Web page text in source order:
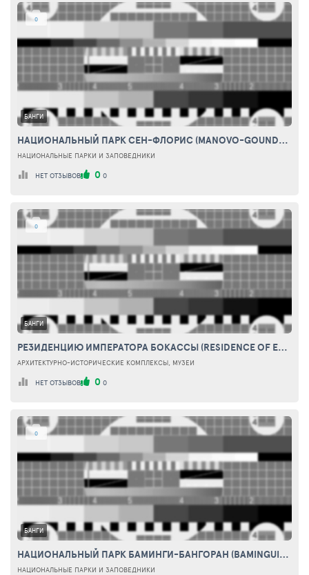
0
БАНГИ
НАЦИОНАЛЬНЫЙ ПАРК СЕН-ФЛОРИС (MANOVO-GOUNDA ST.FLORIS NATIONAL PARK)
НАЦИОНАЛЬНЫЕ ПАРКИ И ЗАПОВЕДНИКИ
НЕТ ОТЗЫВОВ 0 0
0
БАНГИ
РЕЗИДЕНЦИЮ ИМПЕРАТОРА БОКАССЫ (RESIDENCE OF EMPEROR BOKASSA)
АРХИТЕКТУРНО-ИСТОРИЧЕСКИЕ КОМПЛЕКСЫ, МУЗЕИ
НЕТ ОТЗЫВОВ 0 0
0
БАНГИ
НАЦИОНАЛЬНЫЙ ПАРК БАМИНГИ-БАНГОРАН (BAMINGUI-BANGORAN NATIONAL PARK)
НАЦИОНАЛЬНЫЕ ПАРКИ И ЗАПОВЕДНИКИ